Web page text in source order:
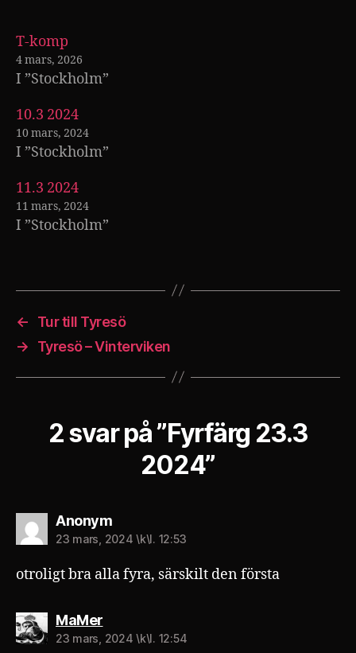
T-komp
4 mars, 2026
I ”Stockholm”
10.3 2024
10 mars, 2024
I ”Stockholm”
11.3 2024
11 mars, 2024
I ”Stockholm”
←
Tur till Tyresö
→
Tyresö – Vinterviken
2 svar på ”Fyrfärg 23.3
2024”
Anonymsäger:
23 mars, 2024 \k\l. 12:53
otroligt bra alla fyra, särskilt den första
MaMersäger:
23 mars, 2024 \k\l. 12:54